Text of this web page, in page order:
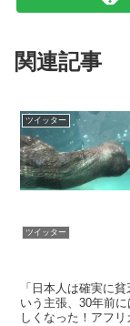
関連記事
ツイッター
ツイッター
「日本人は確実に
いう主張、30年前
しくなった！アフ